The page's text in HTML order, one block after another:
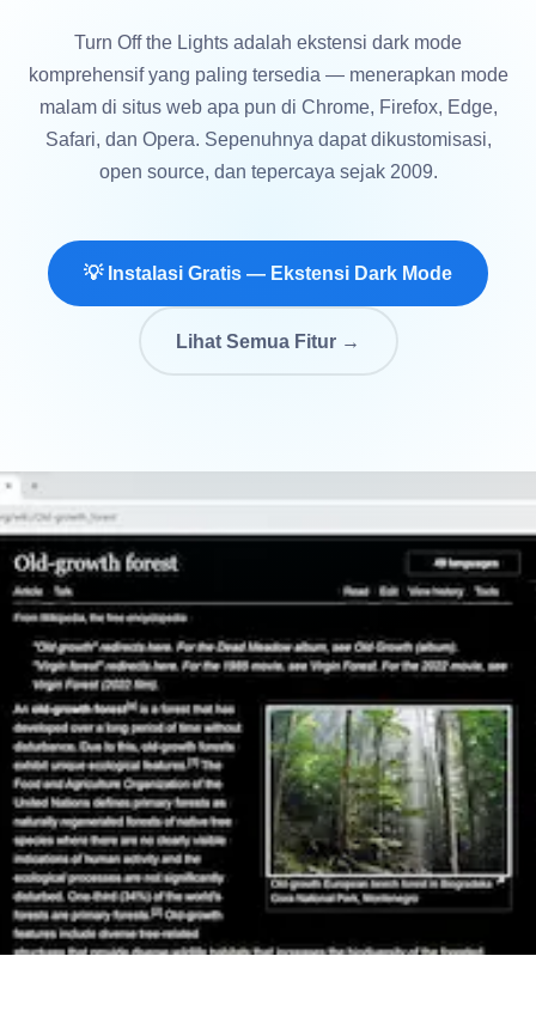
Turn Off the Lights adalah ekstensi dark mode
komprehensif yang paling tersedia — menerapkan mode
malam di situs web apa pun di Chrome, Firefox, Edge,
Safari, dan Opera. Sepenuhnya dapat dikustomisasi,
open source, dan tepercaya sejak 2009.
💡 Instalasi Gratis — Ekstensi Dark Mode
Lihat Semua Fitur →